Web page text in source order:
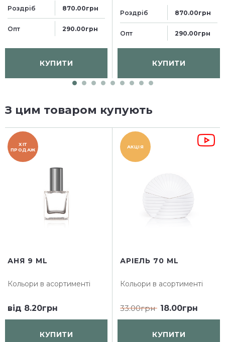
Роздріб 870.00грн
Опт 290.00грн
КУПИТИ
Роздріб 870.00грн
Опт 290.00грн
КУПИТИ
З цим товаром купують
ХІТ
ПРОДАЖ
АНЯ 9 ML
Кольори в асортименті
від 8.20грн
КУПИТИ
АКЦІЯ
АРІЕЛЬ 70 ML
Кольори в асортименті
33.00грн 18.00грн
КУПИТИ